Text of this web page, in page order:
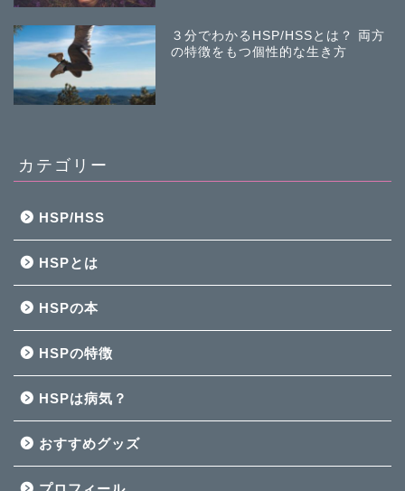
３分でわかるHSP/HSSとは？ 両方
の特徴をもつ個性的な生き方
カテゴリー
HSP/HSS
HSPとは
HSPの本
HSPの特徴
HSPは病気？
おすすめグッズ